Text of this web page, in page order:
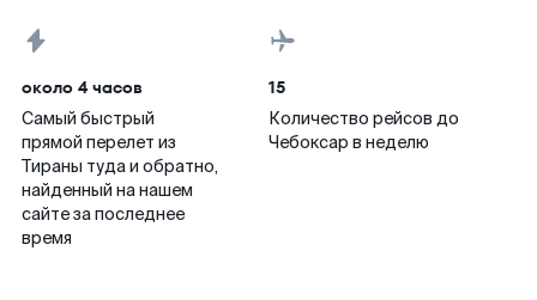
около 4 часов
Самый быстрый
прямой перелет из
Тираны туда и обратно,
найденный на нашем
сайте за последнее
время
15
Количество рейсов до
Чебоксар в неделю